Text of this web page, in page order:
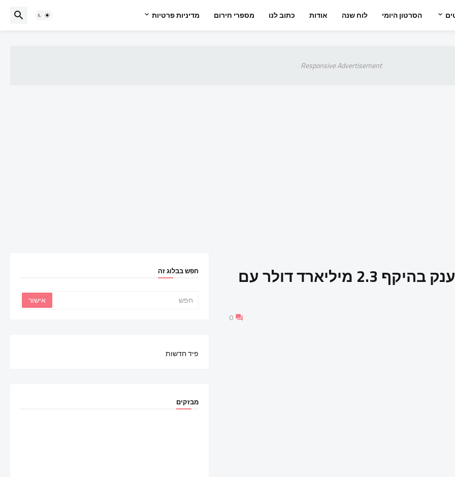
הסרטון היומי לוח שנה אודות כתוב לנו מספרי חירום מדיניות פרטיות
Responsive Advertisement
אלביט מערכות חתמה על עסקת ענק בהיקף 2.3 מיליארד דולר עם
0
חפש בבלוג זה
פיד חדשות
מבזקים